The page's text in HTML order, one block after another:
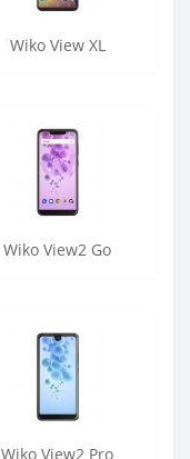
Wiko View XL
Wiko View2 Go
Wiko View2 Pro